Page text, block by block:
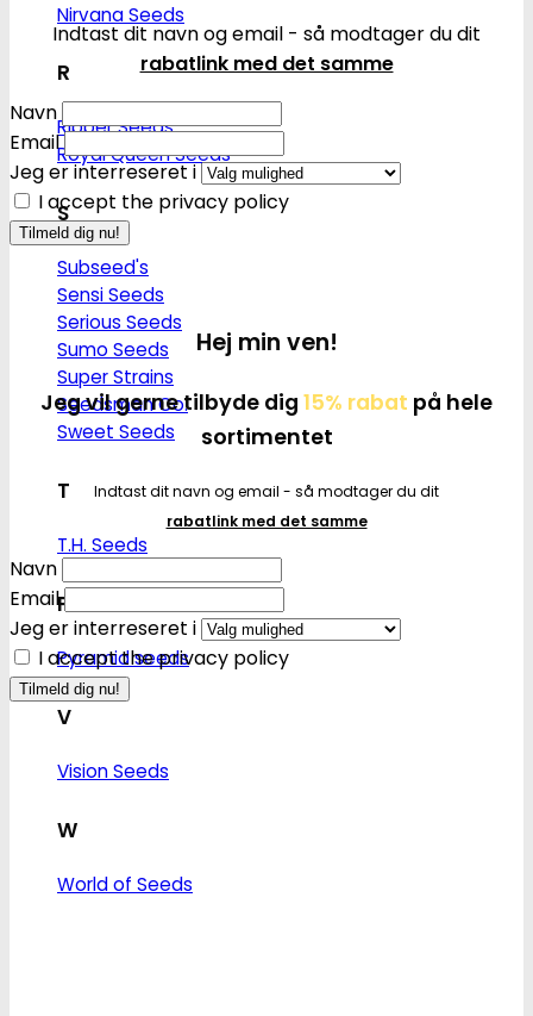
Nirvana Seeds
R
Ripper Seeds
Royal Queen Seeds
S
Subseed's
Sensi Seeds
Serious Seeds
Sumo Seeds
Super Strains
Seedsman Co.
Sweet Seeds
T
T.H. Seeds
P
Pyramid seeds
V
Vision Seeds
W
World of Seeds
Indtast dit navn og email - så modtager du dit
rabatlink med det samme
Navn
Email
Jeg er interreseret i
I accept the privacy policy
Hej min ven!
Jeg vil gerne tilbyde dig 15% rabat på hele
sortimentet
Indtast dit navn og email - så modtager du dit
rabatlink med det samme
Navn
Email
Jeg er interreseret i
I accept the privacy policy